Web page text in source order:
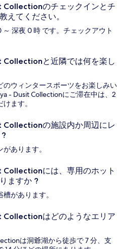
のチェックインとチ
えてください。
深夜 0 時 です。チェックアウト
と近隣では何を楽し
のウィンタースポーツをお楽しみい
- Dusit Collectionにご滞在中は、2
ます。
の施設内か周辺にレ
あります。
には、専用のホット
ますか ?
があります。
はどのようなエリア
は洞爺湖から徒歩で 7 分、支